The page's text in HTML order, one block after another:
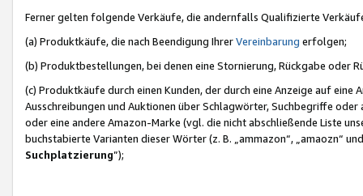
Ferner gelten folgende Verkäufe, die andernfalls Qualifizierte
(a) Produktkäufe, die nach Beendigung IhrerVereinbarung erfolgen;
(b) Produktbestellungen, bei denen eine Stornierung, Rückgabe oder
(c) Produktkäufe durch einen Kunden, der durch eine Anzeige auf
Ausschreibungen und Auktionen über Schlagwörter, Suchbegriffe
oder eine andere Amazon-Marke (vgl. die nicht abschließende Liste
buchstabierte Varianten dieser Wörter (z. B. „ammazon“, „amaozn“
Suchplatzierung”);